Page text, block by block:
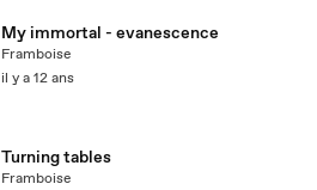
My immortal - evanescence
Framboise
il y a 12 ans
Turning tables
Framboise